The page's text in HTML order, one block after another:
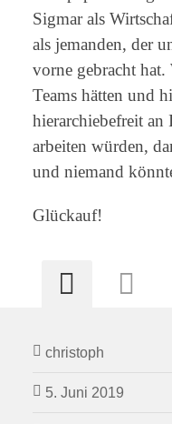
Sigmar als
als jemanden, der
vorne gebracht
Teams hätten und
hierarchiebefreit
arbeiten würden,
und niemand
Glückauf!
christoph
5. Juni 2019